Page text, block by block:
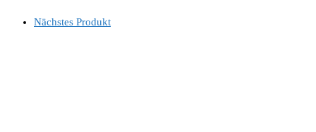
Nächstes Produkt